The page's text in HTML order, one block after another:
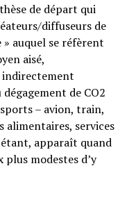
de départ qui
diffuseurs de
» auquel se réfèrent
aisé,
dégagement de CO2
– avion, train,
alimentaires, services
apparaît quand
modestes d’y